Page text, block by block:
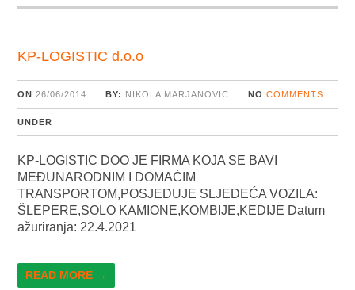
KP-LOGISTIC d.o.o
ON 26/06/2014 BY: NIKOLA MARJANOVIC NO COMMENTS
UNDER
KP-LOGISTIC DOO JE FIRMA KOJA SE BAVI
MEĐUNARODNIM I DOMAĆIM
TRANSPORTOM,POSJEDUJE SLJEDEĆA VOZILA:
ŠLEPERE,SOLO KAMIONE,KOMBIJE,KEDIJE Datum
ažuriranja: 22.4.2021
READ MORE →